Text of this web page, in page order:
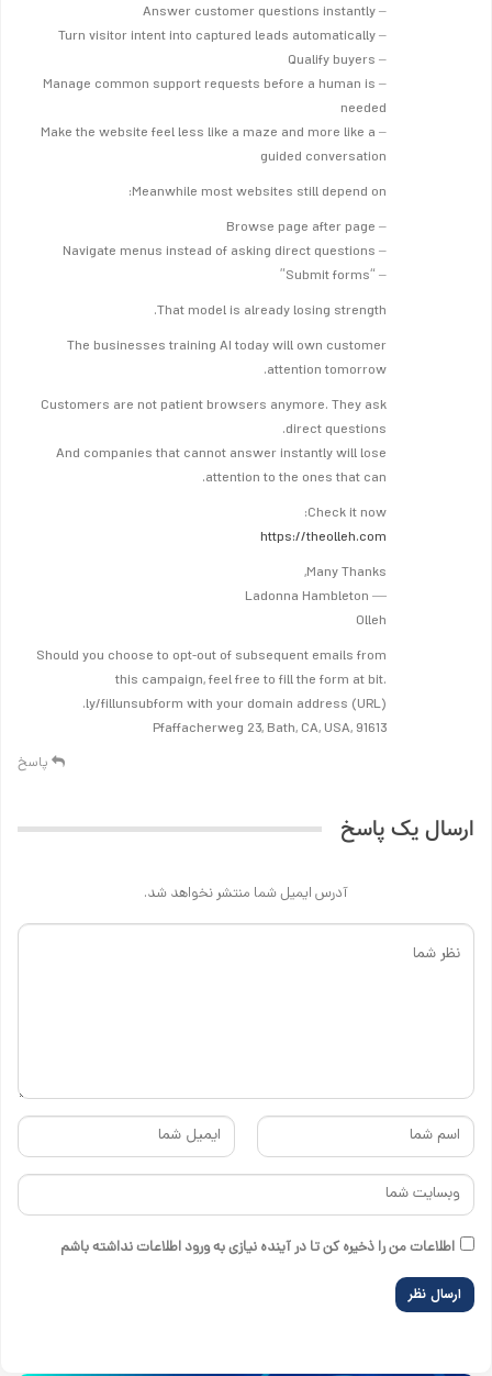
– Answer customer questions instantly
– Turn visitor intent into captured leads automatically
– Qualify buyers
– Manage common support requests before a human is
needed
– Make the website feel less like a maze and more like a
guided conversation
Meanwhile most websites still depend on:
– Browse page after page
– Navigate menus instead of asking direct questions
– “Submit forms”
That model is already losing strength.
The businesses training AI today will own customer
attention tomorrow.
Customers are not patient browsers anymore. They ask
direct questions.
And companies that cannot answer instantly will lose
attention to the ones that can.
Check it now:
https://theolleh.com
Many Thanks,
— Ladonna Hambleton
Olleh
Should you choose to opt-out of subsequent emails from
this campaign, feel free to fill the form at bit.
ly/fillunsubform with your domain address (URL).
Pfaffacherweg 23, Bath, CA, USA, 91613
پاسخ
ارسال یک پاسخ
آدرس ایمیل شما منتشر نخواهد شد.
اطلاعات من را ذخیره کن تا در آینده نیازی به ورود اطلاعات نداشته باشم